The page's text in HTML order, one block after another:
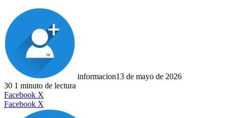
informacion13 de mayo de 2026
30 1 minuto de lectura
Facebook X
Facebook X
por